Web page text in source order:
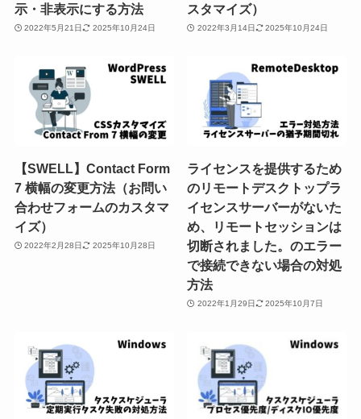
示・非表示にする方法
2022年5月21日 2025年10月24日
スタマイズ）
2022年3月14日 2025年10月24日
【SWELL】Contact Form
7 横幅の変更方法（お問い
合わせフォームのカスタマ
イズ）
2022年2月28日 2025年10月28日
ライセンスを提供するため
のリモートデスクトップラ
イセンスサーバーがないた
め、リモートセッションは
切断されました。のエラー
で接続できない場合の対処
方法
2022年1月29日 2025年10月7日